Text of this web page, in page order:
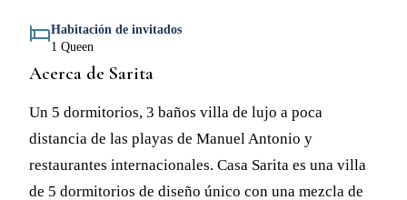
Habitación de invitados
1 Queen
Acerca de Sarita
Un 5 dormitorios, 3 baños villa de lujo a poca
distancia de las playas de Manuel Antonio y
restaurantes internacionales. Casa Sarita es una villa
de 5 dormitorios de diseño único con una mezcla de